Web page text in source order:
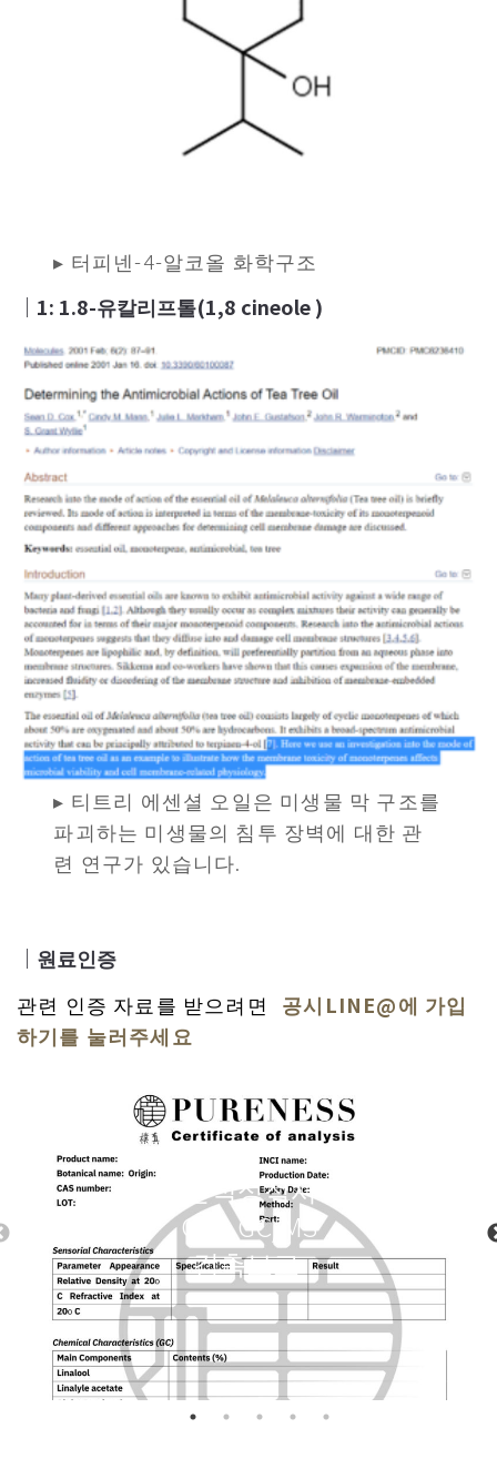
▸ 터피넨-4-알코올 화학구조
｜ 1: 1.8-유칼리프톨(1,8 cineole )
▸ 티트리 에센셜 오일은 미생물 막 구조를
파괴하는 미생물의 침투 장벽에 대한 관
련 연구가 있습니다.
｜ 원료인증
관련 인증 자료를 받으려면
공시LINE@에 가입
하기를 눌러주세요
분석성적서
COA GC/MS
검측보고